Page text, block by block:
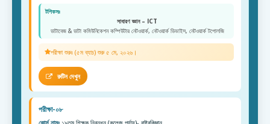
টপিকসঃ
সাধারণ জ্ঞান – ICT
ডাটাবেজ & ডাটা কমিউনিকেশন কম্পিউটার নেটওয়ার্ক, নেটওয়ার্ক ডিভাইস, নেটওয়ার্ক টপোলজি
পরীক্ষা শুরুঃ (৫ম ব্যাচ) শুরু ৫ মে, ২০২৬।
রুটিন দেখুন
পরীক্ষা-০৮